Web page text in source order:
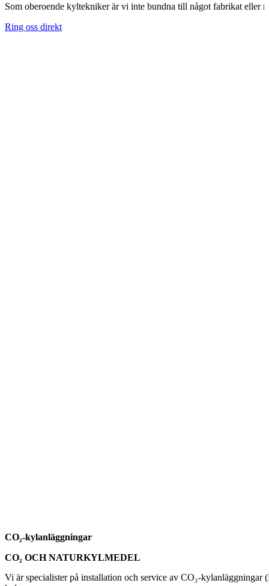
Som oberoende kyltekniker är vi inte bundna till något fabrikat eller
Ring oss direkt
CO₂-kylanläggningar
CO₂ OCH NATURKYLMEDEL
Vi är specialister på installation och service av CO₂-kylanläggningar